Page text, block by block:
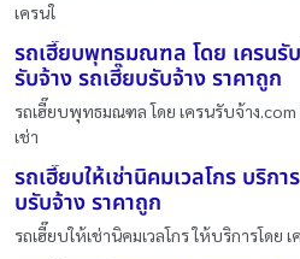
เครนใ
รถเฮี๊ยบพุทธมณฑล โดย เครนรั
รับจ้าง รถเฮี๊ยบรับจ้าง ราคาถูก
รถเฮี๊ยบพุทธมณฑล โดย เครนรับจ้าง.com
เช่า
รถเฮี๊ยบให้เช่านิคมเวลโกร บริก
บรับจ้าง ราคาถูก
รถเฮี๊ยบให้เช่านิคมเวลโกร ให้บริการโดย